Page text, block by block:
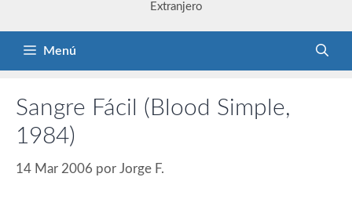
Extranjero
Menú
Sangre Fácil (Blood Simple,
1984)
14 Mar 2006 por Jorge F.